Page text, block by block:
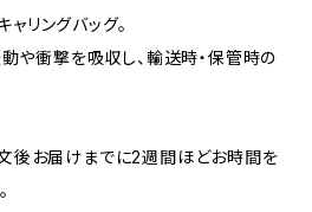
リングバッグ。
や衝撃を吸収し、輸送時・保管時の
後お届けまでに2週間ほどお時間を